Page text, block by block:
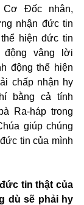
Đốc nhân,
nhận đức tin
hiện đức tin
động vâng lời
động thể hiện
chấp nhận hy
bằng cả tính
Ra-háp trong
giúp chúng
tin của mình
tin thật của
dù sẽ phải hy